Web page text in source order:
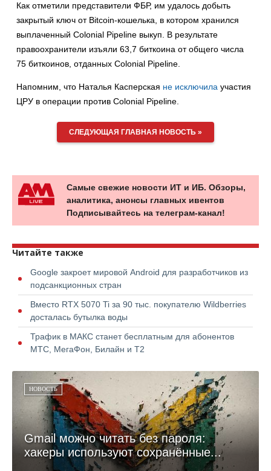
Как отметили представители ФБР, им удалось добыть
закрытый ключ от Bitcoin-кошелька, в котором хранился
выплаченный Colonial Pipeline выкуп. В результате
правоохранители изъяли 63,7 биткоина от общего числа
75 биткоинов, отданных Colonial Pipeline.
Напомним, что Наталья Касперская не исключила участия
ЦРУ в операции против Colonial Pipeline.
СЛЕДУЮЩАЯ ГЛАВНАЯ НОВОСТЬ »
Самые свежие новости ИТ и ИБ. Обзоры,
аналитика, анонсы главных ивентов
Подписывайтесь на телеграм-канал!
Читайте также
Google закроет мировой Android для разработчиков из
подсанкционных стран
Вместо RTX 5070 Ti за 90 тыс. покупателю Wildberries
досталась бутылка воды
Трафик в МАКС станет бесплатным для абонентов
МТС, МегаФон, Билайн и Т2
НОВОСТЬ
Gmail можно читать без пароля:
хакеры используют сохранённые...